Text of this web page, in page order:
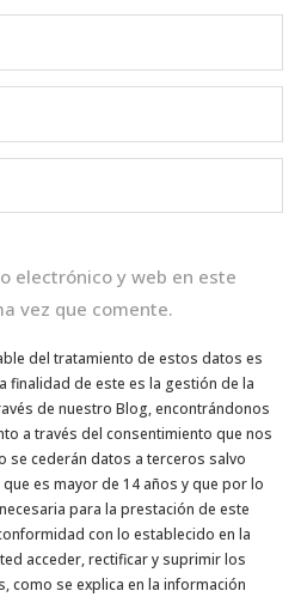
electrónico y web en este
vez que comente.
del tratamiento de estos datos es
finalidad de este es la gestión de la
de nuestro Blog, encontrándonos
a través del consentimiento que nos
se cederán datos a terceros salvo
es mayor de 14 años y que por lo
para la prestación de este
con lo establecido en la
acceder, rectificar y suprimir los
como se explica en la información